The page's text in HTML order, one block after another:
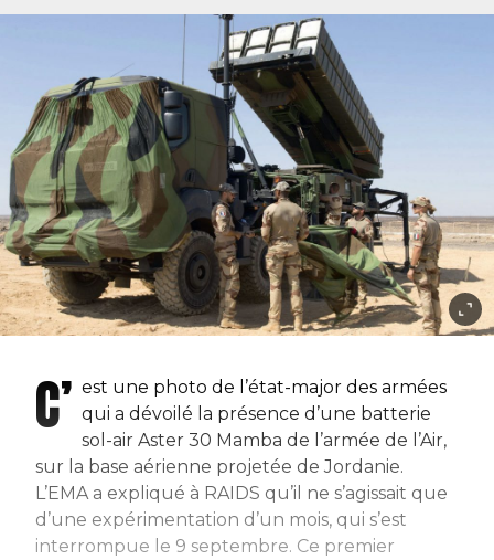
C’ est une photo de l’état-major des armées
qui a dévoilé la présence d’une batterie
sol-air Aster 30 Mamba de l’armée de l’Air,
sur la base aérienne projetée de Jordanie.
L’EMA a expliqué à RAIDS qu’il ne s’agissait que
d’une expérimentation d’un mois, qui s’est
interrompue le 9 septembre. Ce premier